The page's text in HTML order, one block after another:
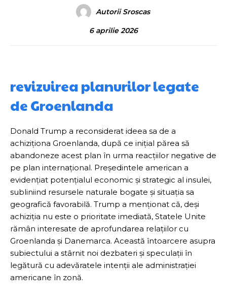
Autorii Sroscas
6 aprilie 2026
revizuirea planurilor legate
de Groenlanda
Donald Trump a reconsiderat ideea sa de a
achiziționa Groenlanda, după ce inițial părea să
abandoneze acest plan în urma reacțiilor negative de
pe plan internațional. Președintele american a
evidențiat potențialul economic și strategic al insulei,
subliniind resursele naturale bogate și situația sa
geografică favorabilă. Trump a menționat că, deși
achiziția nu este o prioritate imediată, Statele Unite
rămân interesate de aprofundarea relațiilor cu
Groenlanda și Danemarca. Această întoarcere asupra
subiectului a stârnit noi dezbateri și speculații în
legătură cu adevăratele intenții ale administrației
americane în zonă.